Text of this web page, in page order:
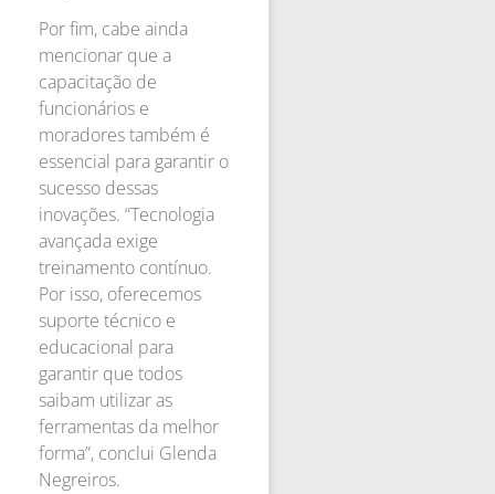
Por fim, cabe ainda
mencionar que a
capacitação de
funcionários e
moradores também é
essencial para garantir o
sucesso dessas
inovações. “Tecnologia
avançada exige
treinamento contínuo.
Por isso, oferecemos
suporte técnico e
educacional para
garantir que todos
saibam utilizar as
ferramentas da melhor
forma”, conclui Glenda
Negreiros.